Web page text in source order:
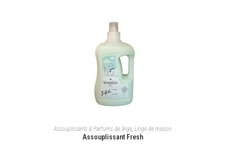
AJOUTER AU PANIER
Assouplissants & Parfums de linge, Linge de maison
Assouplissant Fresh